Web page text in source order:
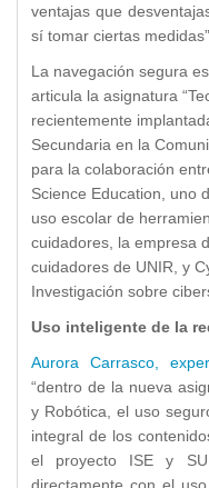
ventajas que
sí tomar ciertas medidas”.
La navegación segura
articula la asignatura
recientemente
Secundaria en la
para la colaboración
Science Education, uno
uso escolar de
cuidadores, la empresa
cuidadores de UNIR, y
Investigación sobre
Uso inteligente de la
Aurora Carrasco,
“dentro de la nueva
y Robótica, el uso
integral de los
el proyecto ISE y